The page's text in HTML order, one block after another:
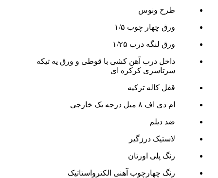
طرح ونوس
ورق چهار چوب ۱/۵
ورق لنگه درب ۱/۲۵
داخل درب آهن کشی با قوطی و ورق یه تیکه
سرتاسری کرکره ای
قفل کاله ترکیه
ام دی اف ۸ میل درجه یک خارجی
ضد دیلم
لاستیک درزگیر
رنگ پلی اورتان
رنگ چهارچوب آهنی الکترواستاتیک